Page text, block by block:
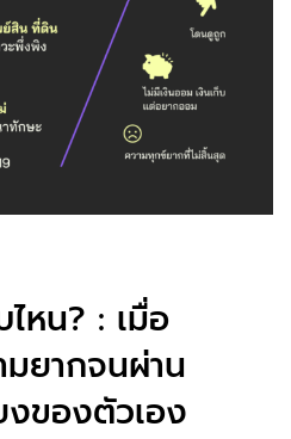
หน? : เมื่อ
มยากจนผ่าน
งของตัวเอง